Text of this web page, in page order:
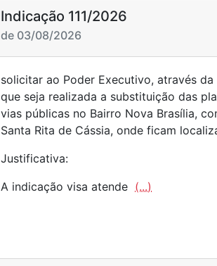
Indicação 111/2026
de 03/08/2026
solicitar ao Poder Executivo, através
que seja realizada a substituição das
vias públicas no Bairro Nova Brasília,
Santa Rita de Cássia, onde ficam
Justificativa:
A indicação visa atende (...)